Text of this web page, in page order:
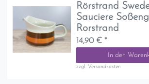
Rörstrand
Sauciere
Rorstrand
14,90 € *
In den
zzgl. Versandkosten